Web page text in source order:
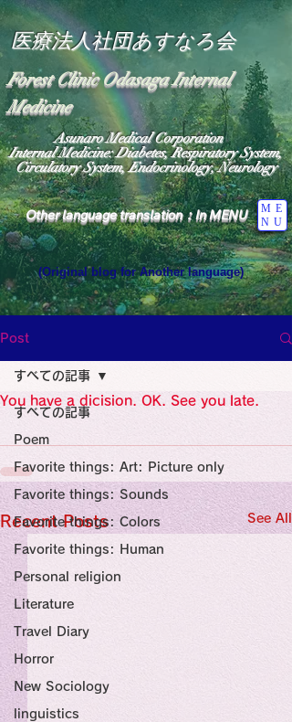
医療法人社団あすなろ会
Forest Clinic Odasaga Internal
Medicine
Other language translation：In MENU
ME
NU
Asunaro Medical Corporation
Internal Medicine: Diabetes, Respiratory System,
Circulatory System, Endocrinology, Neurology
(Original blog for Another language)
Heavens: Beyond the Universe: The World
the God of Light Resides"
Medicine Specialist
Specialist
Wide Blog
Medicine
Religion
Post
すべての記事
Poem
Favorite things: Art: Picture only
Favorite things: Sounds
Favorite things: Colors
Favorite things: Human
Personal religion
Literature
Travel Diary
Horror
New Sociology
linguistics
すべての記事
You have a dicision. OK. See you late.
Recent Posts See All